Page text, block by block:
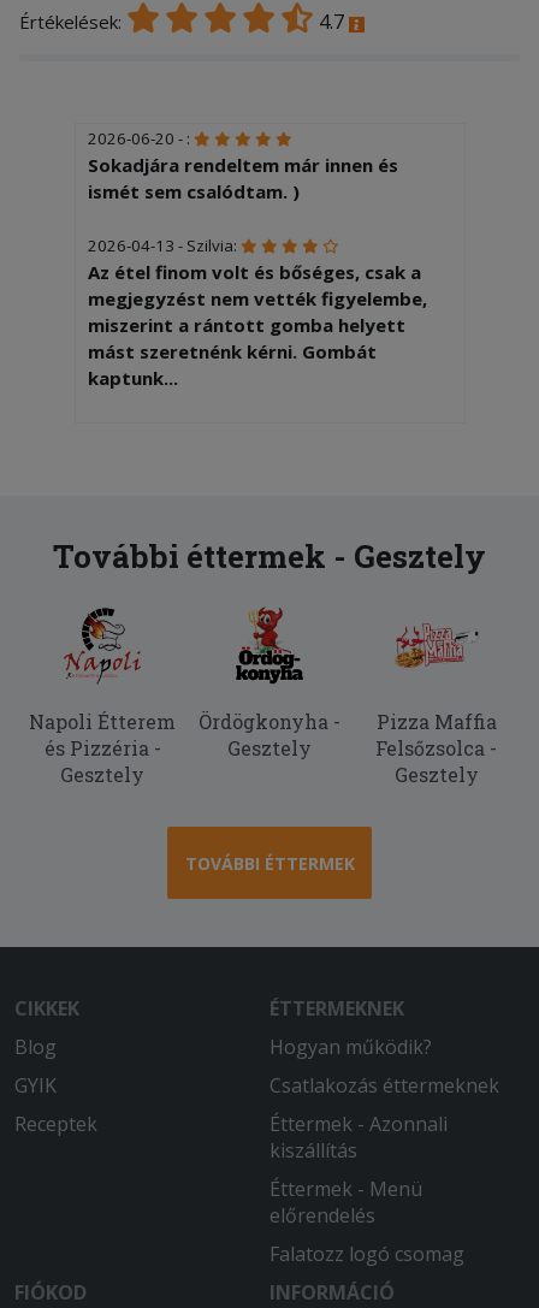
Értékelések: 4.7
2026-06-20 - :
Sokadjára rendeltem már innen és
ismét sem csalódtam. )
2026-04-13 - Szilvia:
Az étel finom volt és bőséges, csak a
megjegyzést nem vették figyelembe,
miszerint a rántott gomba helyett
mást szeretnénk kérni. Gombát
kaptunk...
2026-01-03 - Csaba:
köszönjük!
2025-11-15 - Dóra:
2025-10-31 - :
Sokadjára rendeltünk innen, mindig
fokhagymakrémlevesüket nagyon
imádom, azt szinte mindig rendelem, a
többször rendeltünk innen. Fogunk
máskor is még természetesen.
További éttermek - Gesztely
Napoli Étterem
és Pizzéria -
Gesztely
Ördögkonyha -
Gesztely
Pizza Maffia
Felsőzsolca -
Gesztely
TOVÁBBI ÉTTERMEK
CIKKEK
Blog
GYIK
Receptek
ÉTTERMEKNEK
Hogyan működik?
Csatlakozás éttermeknek
Éttermek - Azonnali
kiszállítás
Éttermek - Menü
előrendelés
Falatozz logó csomag
FIÓKOD
INFORMÁCIÓ